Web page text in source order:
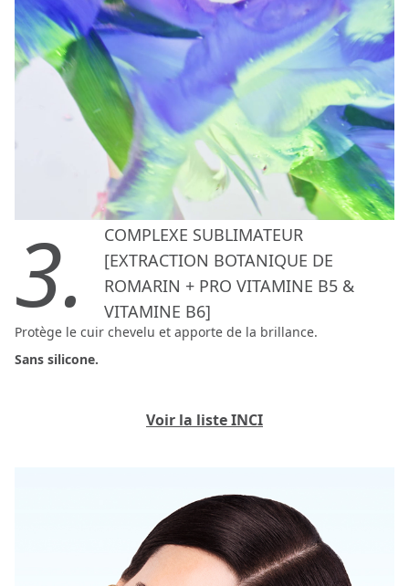
3.
COMPLEXE SUBLIMATEUR
[EXTRACTION BOTANIQUE DE
ROMARIN + PRO VITAMINE B5 &
VITAMINE B6]
Protège le cuir chevelu et apporte de la brillance.
Sans silicone.
Voir la liste INCI